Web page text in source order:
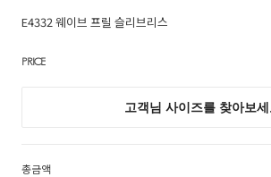
E4332 웨이브 프릴 슬리브리스
PRICE
총금액